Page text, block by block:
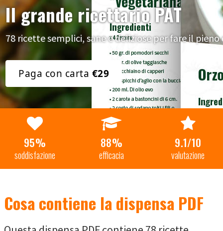
Il grande ricettario PAT
78 ricette semplici, sane e deliziose per fare il
Paga con carta €29
95%
soddisfazione
88%
efficacia
9.1/10
valutazione
Cosa contiene la dispensa PDF